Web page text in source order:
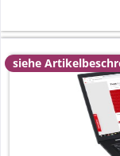
siehe